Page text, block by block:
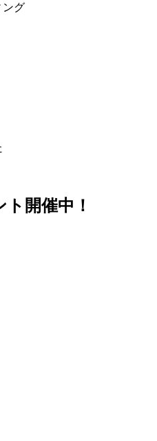
ング
開催中！